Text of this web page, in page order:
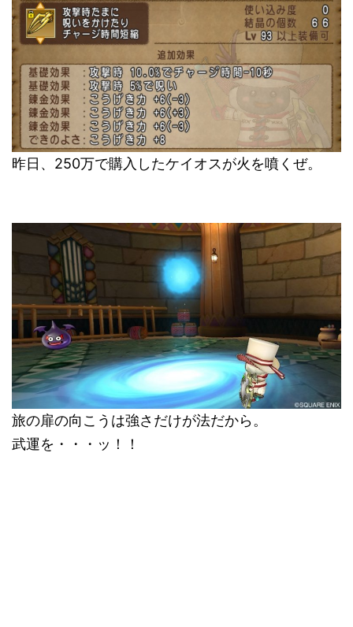
昨日、250万で購入したケイオスが火を噴くぜ。
旅の扉の向こうは強さだけが法だから。
武運を・・・ッ！！